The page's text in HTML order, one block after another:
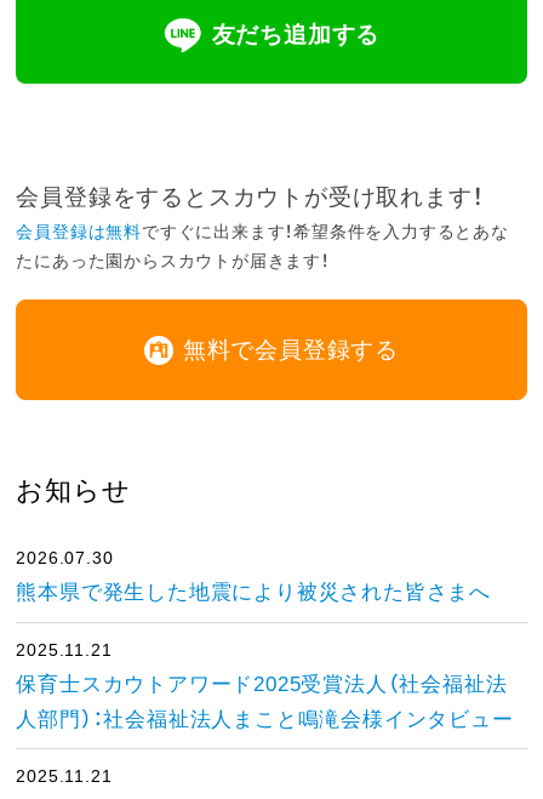
友だち追加する
会員登録をするとスカウトが受け取れます！
会員登録は無料ですぐに出来ます！希望条件を入力するとあな
たにあった園からスカウトが届きます！
無料で会員登録する
お知らせ
2026.07.30
熊本県で発生した地震により被災された皆さまへ
2025.11.21
保育士スカウトアワード2025受賞法人（社会福祉法
人部門）：社会福祉法人まこと鳴滝会様インタビュー
2025.11.21